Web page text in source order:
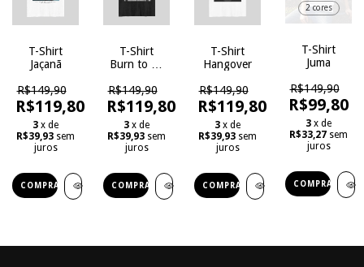
T-Shirt
Jaçanã
R$149,90
R$119,80
3 x de
R$39,93 sem
juros
COMPRAR
T-Shirt
Burn to be
R$149,90
R$119,80
3 x de
R$39,93 sem
juros
COMPRAR
T-Shirt
Hangover
R$149,90
R$119,80
3 x de
R$39,93 sem
juros
COMPRAR
2 cores
T-Shirt
Juma
R$149,90
R$99,80
3 x de
R$33,27 sem
juros
COMPRAR